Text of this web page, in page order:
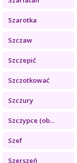
Szarotka
Szczaw
Szczepić
Szczotkować
Szczury
Szczypce (ob...
Szef
Szerszeń